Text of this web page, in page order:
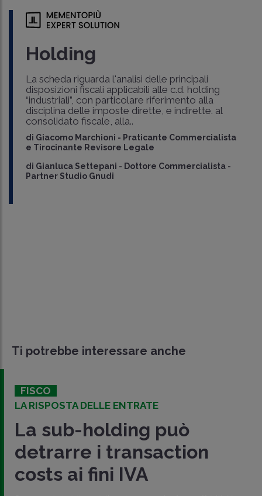
Holding
La scheda riguarda l'analisi delle principali
disposizioni fiscali applicabili alle c.d. holding
“industriali”, con particolare riferimento alla
disciplina delle imposte dirette, e indirette. al
consolidato fiscale, alla..
di Giacomo Marchioni - Praticante Commercialista
e Tirocinante Revisore Legale
di Gianluca Settepani - Dottore Commercialista -
Partner Studio Gnudi
Ti potrebbe interessare anche
FISCO
LA RISPOSTA DELLE ENTRATE
La sub-holding può
detrarre i transaction
costs ai fini IVA